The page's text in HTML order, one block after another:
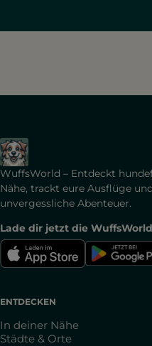
WuffsWorld – Entdeckt
Nähe, trackt eure Ausflüge
unvergessliche Abenteuer.
Lade dir jetzt die
ENTDECKEN
In deiner Nähe
Städte & Orte